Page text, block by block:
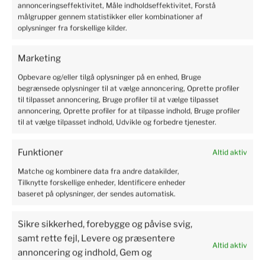
annonceringseffektivitet, Måle indholdseffektivitet, Forstå
målgrupper gennem statistikker eller kombinationer af
oplysninger fra forskellige kilder.
Marketing
Opbevare og/eller tilgå oplysninger på en enhed, Bruge
begrænsede oplysninger til at vælge annoncering, Oprette profiler
til tilpasset annoncering, Bruge profiler til at vælge tilpasset
annoncering, Oprette profiler for at tilpasse indhold, Bruge profiler
til at vælge tilpasset indhold, Udvikle og forbedre tjenester.
Funktioner Altid aktiv
Matche og kombinere data fra andre datakilder,
Tilknytte forskellige enheder, Identificere enheder
baseret på oplysninger, der sendes automatisk.
Sikre sikkerhed, forebygge og påvise svig,
samt rette fejl, Levere og præsentere
annoncering og indhold, Gem og
Altid aktiv
Kristian
Professional service, shopping is pure pleasure. I'm very
and sound. There is no need to worry. Excellent protection
of the parcel.
2024-06-04
4
4
Susanne
5
Perfect service, I recommend it.
2024-06-03
Bjarne